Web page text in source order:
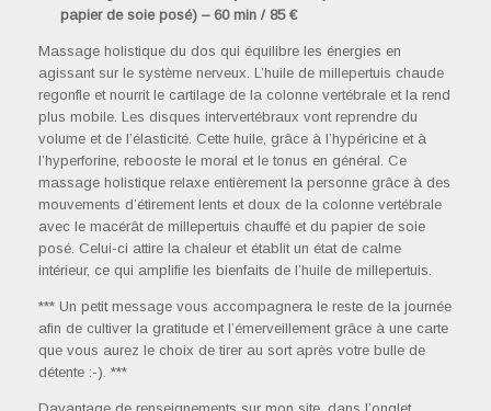
papier de soie posé) – 60 min / 85 €
Massage holistique du dos qui équilibre les énergies en
agissant sur le système nerveux. L’huile de millepertuis chaude
regonfle et nourrit le cartilage de la colonne vertébrale et la rend
plus mobile. Les disques intervertébraux vont reprendre du
volume et de l’élasticité. Cette huile, grâce à l’hypéricine et à
l’hyperforine, rebooste le moral et le tonus en général. Ce
massage holistique relaxe entièrement la personne grâce à des
mouvements d’étirement lents et doux de la colonne vertébrale
avec le macérât de millepertuis chauffé et du papier de soie
posé. Celui-ci attire la chaleur et établit un état de calme
intérieur, ce qui amplifie les bienfaits de l’huile de millepertuis.
*** Un petit message vous accompagnera le reste de la journée
afin de cultiver la gratitude et l’émerveillement grâce à une carte
que vous aurez le choix de tirer au sort après votre bulle de
détente :-). ***